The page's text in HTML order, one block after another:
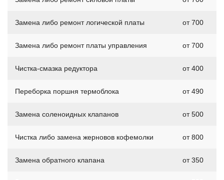
Замена либо ремонт логической платы от 700
Замена либо ремонт платы управления от 700
Чистка-смазка редуктора от 400
Переборка поршня термоблока от 490
Замена соленоидных клапанов от 500
Чистка либо замена жерновов кофемолки от 800
Замена обратного клапана от 350